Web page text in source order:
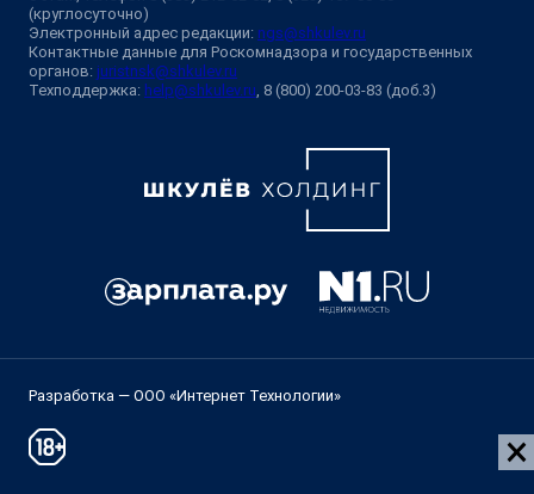
(круглосуточно)
Электронный адрес редакции: ngs@shkulev.ru
Контактные данные для Роскомнадзора и государственных
органов: juristnsk@shkulev.ru
Техподдержка: help@shkulev.ru , 8 (800) 200-03-83 (доб.3)
Разработка — ООО «Интернет Технологии»